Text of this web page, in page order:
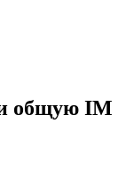
общую IM